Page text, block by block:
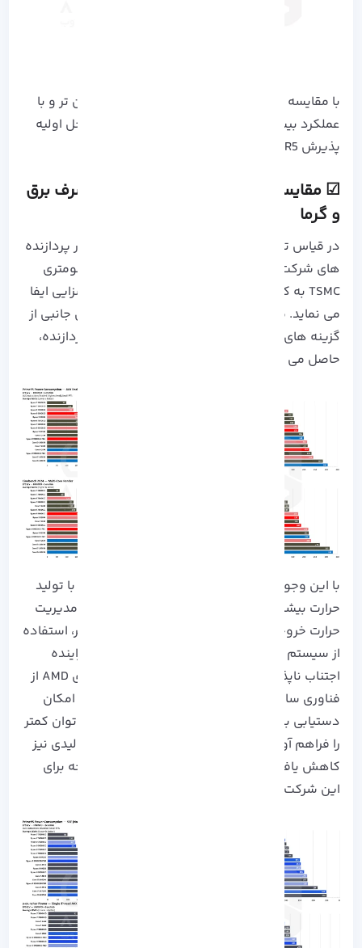
با مقایسه مشخصات، اینتل با ارائه گزینه‌ های ارزان‌ تر و با
عملکرد بیشتر، به همراه پشتیبانی از DDR4 در مراحل اولیه
پذیرش DDR5، برتری دارد.
☑ مقایسه سی پی یو amd با اینتل​: مصرف برق
و گرما
در قیاس توان محاسباتی و میزان حرارت تولیدی در پردازنده‌
های شرکت‌ های AMD و Intel، فناوری ساخت 4 نانومتری
TSMC به کار رفته در پردازنده‌ های AMD نقش بسزایی ایفا
می‌ نماید. مصرف توان الکتریکی، به عنوان پیامدی جانبی از
گزینه‌ های طراحی نظیر لیتوگرافی و معماری ریز پردازنده،
حاصل می‌ گردد.
با این وجود، افزایش در میزان مصرف توان عموماً با تولید
حرارت بیشتر همبستگی دارد. از این رو، به منظور مدیریت
حرارت خروجی تراشه‌ هایی با نرخ مصرف توان بالاتر، استفاده
از سیستم‌ های خنک‌ کننده با توان دفع حرارتی فزاینده
اجتناب‌ ناپذیر خواهد بود. به بیان دیگر، بهره‌ گیری AMD از
فناوری ساخت پیشرفته با ابعاد نانومتری کوچکتر، امکان
دستیابی به سطوح عملکردی بالاتر در ازای مصرف توان کمتر
را فراهم آورده است که به تبع آن، میزان حرارت تولیدی نیز
کاهش یافته و این امر، یک مزیت رقابتی قابل توجه برای
این شرکت تلقی می‌ گردد.